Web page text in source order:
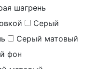
шагрень
Серый
Серый матовый
фон